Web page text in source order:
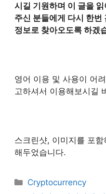
시길 기원하며 이 글을
주신 분들에게 다시 한번
정보로 찾아오도록 하겠
영어 이용 및 사용이 어
고하셔서 이용해보시길
스크린샷, 이미지를 포
해두었습니다.
Categories
Cryptocurrency